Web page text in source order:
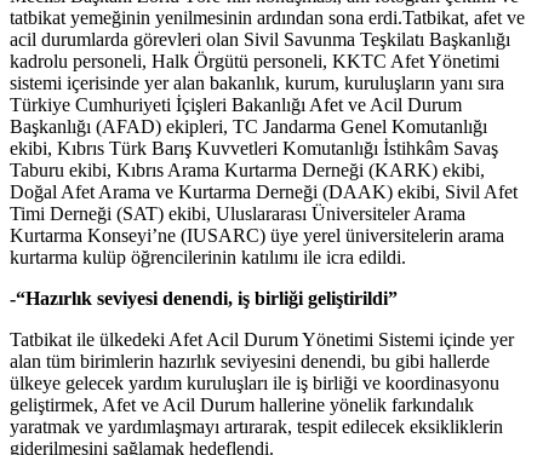
tatbikat yemeğinin yenilmesinin ardından sona erdi.Tatbikat, afet ve
acil durumlarda görevleri olan Sivil Savunma Teşkilatı Başkanlığı
kadrolu personeli, Halk Örgütü personeli, KKTC Afet Yönetimi
sistemi içerisinde yer alan bakanlık, kurum, kuruluşların yanı sıra
Türkiye Cumhuriyeti İçişleri Bakanlığı Afet ve Acil Durum
Başkanlığı (AFAD) ekipleri, TC Jandarma Genel Komutanlığı
ekibi, Kıbrıs Türk Barış Kuvvetleri Komutanlığı İstihkâm Savaş
Taburu ekibi, Kıbrıs Arama Kurtarma Derneği (KARK) ekibi,
Doğal Afet Arama ve Kurtarma Derneği (DAAK) ekibi, Sivil Afet
Timi Derneği (SAT) ekibi, Uluslararası Üniversiteler Arama
Kurtarma Konseyi’ne (IUSARC) üye yerel üniversitelerin arama
kurtarma kulüp öğrencilerinin katılımı ile icra edildi.
-“Hazırlık seviyesi denendi, iş birliği geliştirildi”
Tatbikat ile ülkedeki Afet Acil Durum Yönetimi Sistemi içinde yer
alan tüm birimlerin hazırlık seviyesini denendi, bu gibi hallerde
ülkeye gelecek yardım kuruluşları ile iş birliği ve koordinasyonu
geliştirmek, Afet ve Acil Durum hallerine yönelik farkındalık
yaratmak ve yardımlaşmayı artırarak, tespit edilecek eksikliklerin
giderilmesini sağlamak hedeflendi.